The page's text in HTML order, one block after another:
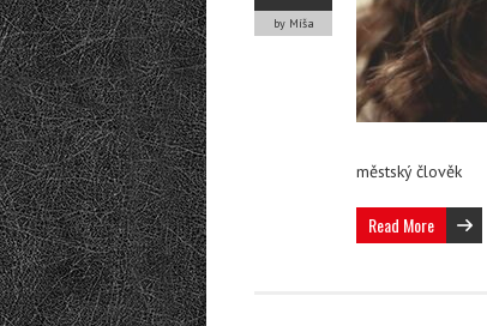
by Míša
městský člověk
Read More